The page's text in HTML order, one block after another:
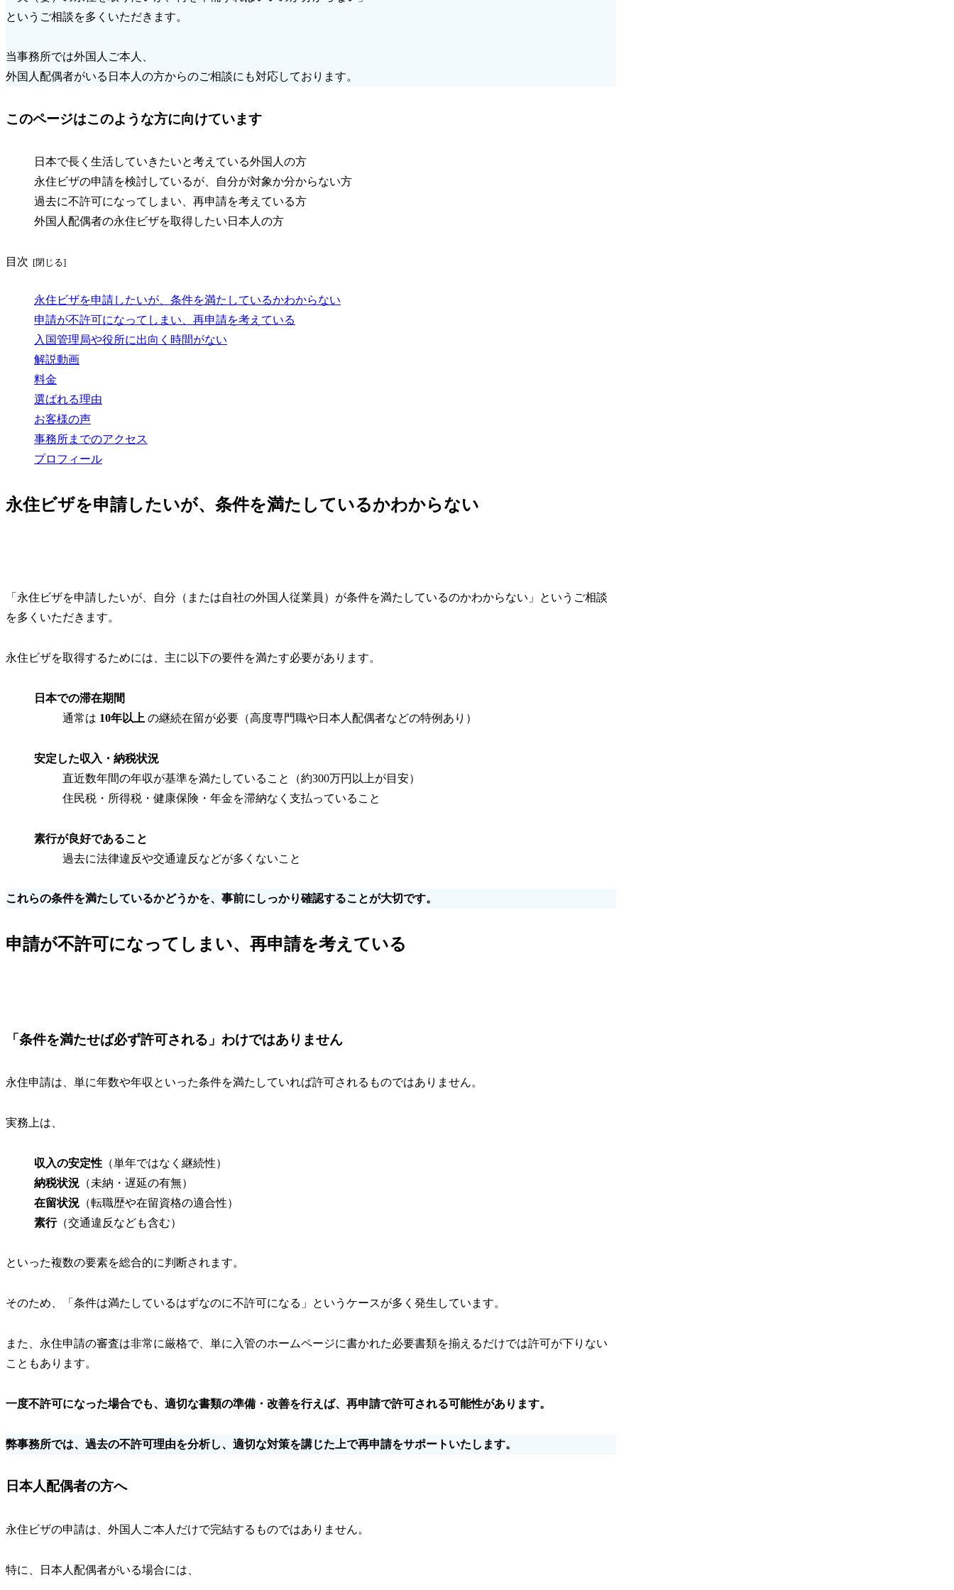
というご相談を多くいただきます。
当事務所では外国人ご本人、
外国人配偶者がいる日本人の方からのご相談にも対応しております。
このページはこのような方に向けています
日本で長く生活していきたいと考えている外国人の方
永住ビザの申請を検討しているが、自分が対象か分からない方
過去に不許可になってしまい、再申請を考えている方
外国人配偶者の永住ビザを取得したい日本人の方
目次
永住ビザを申請したいが、条件を満たしているかわからない
申請が不許可になってしまい、再申請を考えている
入国管理局や役所に出向く時間がない
解説動画
料金
選ばれる理由
お客様の声
事務所までのアクセス
プロフィール
永住ビザを申請したいが、条件を満たしているかわからない
「永住ビザを申請したいが、自分（または自社の外国人従業員）が条件を満たしているのかわからない」というご相談
を多くいただきます。
永住ビザを取得するためには、主に以下の要件を満たす必要があります。
日本での滞在期間
通常は 10年以上 の継続在留が必要（高度専門職や日本人配偶者などの特例あり）
安定した収入・納税状況
直近数年間の年収が基準を満たしていること（約300万円以上が目安）
住民税・所得税・健康保険・年金を滞納なく支払っていること
素行が良好であること
過去に法律違反や交通違反などが多くないこと
これらの条件を満たしているかどうかを、事前にしっかり確認することが大切です。
申請が不許可になってしまい、再申請を考えている
「条件を満たせば必ず許可される」わけではありません
永住申請は、単に年数や年収といった条件を満たしていれば許可されるものではありません。
実務上は、
収入の安定性 （単年ではなく継続性）
納税状況 （未納・遅延の有無）
在留状況 （転職歴や在留資格の適合性）
素行（交通違反なども含む）
といった複数の要素を総合的に判断されます。
そのため、「条件は満たしているはずなのに不許可になる」というケースが多く発生しています。
また、永住申請の審査は非常に厳格で、単に入管のホームページに書かれた必要書類を揃えるだけでは許可が下りない
こともあります。
一度不許可になった場合でも、適切な書類の準備・改善を行えば、再申請で許可される可能性があります。
弊事務所では、過去の不許可理由を分析し、適切な対策を講じた上で再申請をサポートいたします。
日本人配偶者の方へ
永住ビザの申請は、外国人ご本人だけで完結するものではありません。
特に、日本人配偶者がいる場合には、